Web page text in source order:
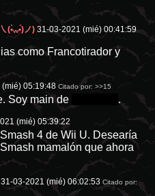
ノ) 31-03-2021 (mié) 00:41:59
como Francotirador y
05:19:48 Citado por:>>15
Soy main de .
(mié) 05:39:22
4 de Wii U. Desearía
mamalón que ahora
31-03-2021 (mié) 06:02:53 Citado por: